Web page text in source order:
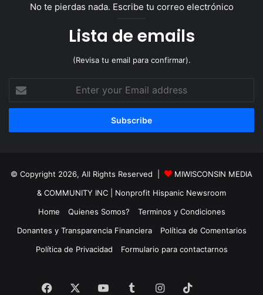
No te pierdas nada. Escribe tu correo electrónico
Lista de emails
(Revisa tu email para confirmar).
your
Email
© Copyright 2026, All Rights Reserved |
MIWISCONSIN MEDIA
& COMMUNITY INC
| Nonprofit Hispanic Newsroom
Home
Quienes Somos?
Terminos y Condiciones
Donantes y Transparencia Financiera
Política de Comentarios
Política de Privacidad
Formulario para contactarnos
Facebook YouTubeTumblrInstagram